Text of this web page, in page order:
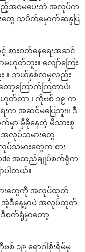
ြည့်အဝမပေးဘဲ အလုပ်က
သပိတ်မှောက်ဆန္ဒပြ
စားဝတ်နေရေးအဆင်
ဟုတ်ဘူး။ လျော်ကြေး
။ ဘယ်နှစ်လမှလည်း
ော့ကြောက်ကြတာပဲ၊
တ်တာ ၊ ကိုဗစ် ၁၉ က
က အဆင်မပြေဘူး။ ဒီ
ာ မှီခိုနေတဲ့ မိသားစု
အလုပ်သမားတွေ
သမားတွေက စား
အထည်ချုပ်စက်ရုံက
ါတယ်။
ားတွေကို အလုပ်ထုတ်
အဲ့ဒီနေ့မှာပဲ အလုပ်ထုတ်
ဒီစက်ရုံမှာတော့
၁၉ ရောဂါစိုးရိမ်မှု